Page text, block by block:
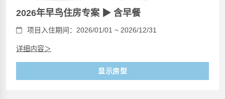
2026年早鸟住房专案 ▶ 含早餐
项目入住期间：2026/01/01 ~ 2026/12/31
详细内容＞
显示房型